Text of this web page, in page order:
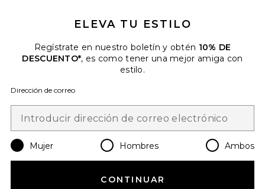
29 vendidos recientemente
TKEES
Favorite PANTALÓN ROMA
ELEVA TU ESTILO
Regístrate en nuestro boletín y obtén 10% DE
DESCUENTO*, es como tener una mejor amiga con
estilo.
Dirección de correo
Mujer Hombres Ambos
CONTINUAR